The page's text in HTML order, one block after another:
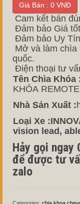
Giá Bán : 0 VNĐ
Cam kết bán
Đảm bảo Giá
Đảm bảo Uy
Mở và làm chìa
quốc.
Điện thoại tư
Tên Chìa Khóa
KHÓA
Nhà Sản Xuất :
Loại Xe
vision lead,
Hảy gọi ngay
để được tư
zalo
Categories: chia khoa